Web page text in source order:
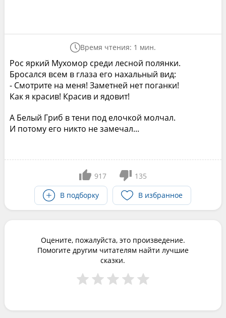
Время чтения: 1 мин.
Рос яркий Мухомор среди лесной полянки.
Бросался всем в глаза его нахальный вид:
- Смотрите на меня! Заметней нет поганки!
Как я красив! Красив и ядовит!
А Белый Гриб в тени под елочкой молчал.
И потому его никто не замечал...
917
135
В подборку
В избранное
Оцените, пожалуйста, это произведение.
Помогите другим читателям найти лучшие
сказки.